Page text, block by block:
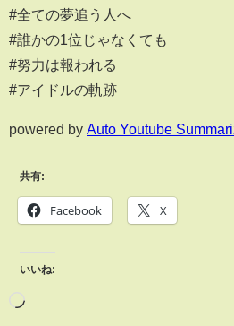
#全ての夢追う人へ
#誰かの1位じゃなくても
#努力は報われる
#アイドルの軌跡
powered by Auto Youtube
共有:
Facebook X
いいね: